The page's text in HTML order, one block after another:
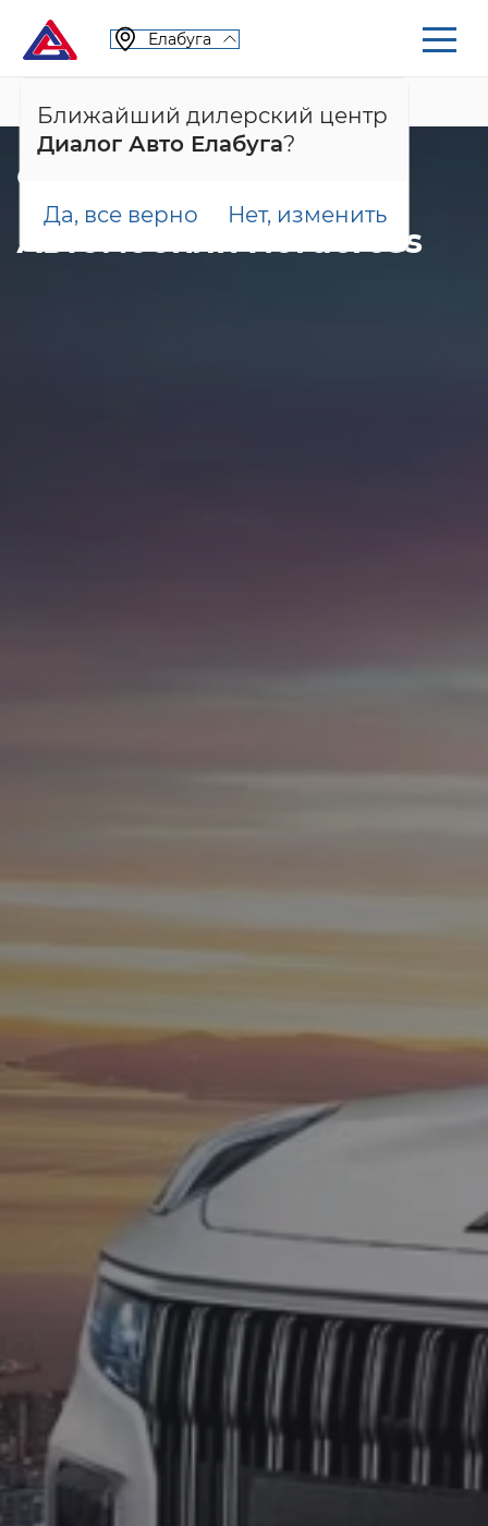
Елабуга
Ближайший дилерский центр
Диалог Авто Елабуга?
Да, все верно Нет, изменить
+7 (855) 222-05-71
Особые условия покупки
Автомобили Nordcross